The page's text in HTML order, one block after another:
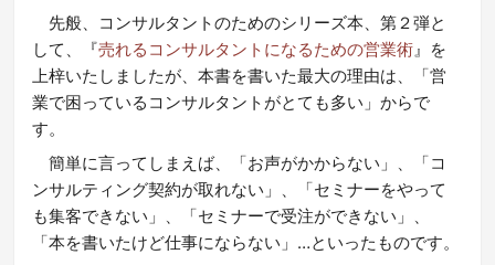
先般、コンサルタントのためのシリーズ本、第２弾と
して、『売れるコンサルタントになるための営業術 』を
上梓いたしましたが、本書を書いた最大の理由は、「営
業で困っているコンサルタントがとても多い」からで
す。
簡単に言ってしまえば、「お声がかからない」、「コ
ンサルティング契約が取れない」、「セミナーをやって
も集客できない」、「セミナーで受注ができない」、
「本を書いたけど仕事にならない」…といったものです。